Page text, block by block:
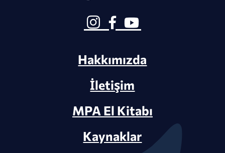
Hakkımızda
İletişim
MPA El Kitabı
Kaynaklar